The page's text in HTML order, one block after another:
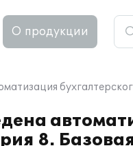
О продукции
8.